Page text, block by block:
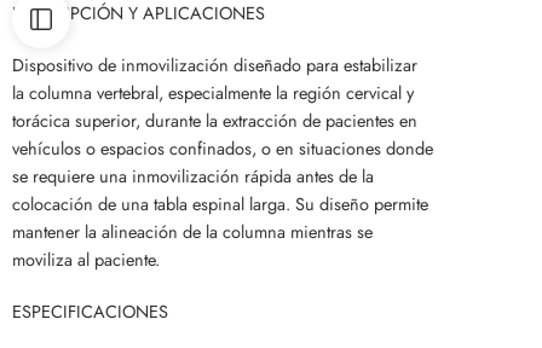
DESCRIPCIÓN Y APLICACIONES
Dispositivo de inmovilización diseñado para estabilizar
la columna vertebral, especialmente la región cervical y
torácica superior, durante la extracción de pacientes en
vehículos o espacios confinados, o en situaciones donde
se requiere una inmovilización rápida antes de la
colocación de una tabla espinal larga. Su diseño permite
mantener la alineación de la columna mientras se
moviliza al paciente.
ESPECIFICACIONES